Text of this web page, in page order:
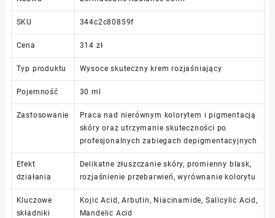
SKU 344c2c80859f
Cena 314 zł
Typ produktu Wysoce skuteczny krem rozjaśniający
Pojemność 30 ml
Zastosowanie
Praca nad nierównym kolorytem i pigmentacją
skóry oraz utrzymanie skuteczności po
profesjonalnych zabiegach depigmentacyjnych
Efekt
działania
Delikatne złuszczanie skóry, promienny blask,
rozjaśnienie przebarwień, wyrównanie kolorytu
Kluczowe
składniki
Kojic Acid, Arbutin, Niacinamide, Salicylic Acid,
Mandelic Acid